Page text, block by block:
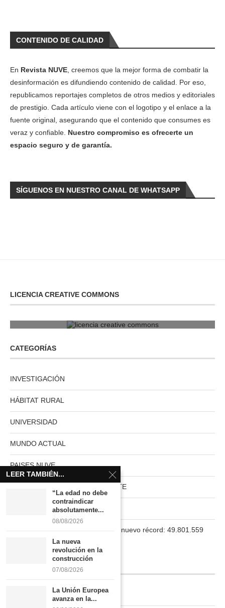
CONTENIDO DE CALIDAD
En Revista NUVE , creemos que la mejor forma de combatir la
desinformación es difundiendo contenido de calidad. Por eso,
republicamos reportajes completos de otros medios y editoriales
de prestigio. Cada artículo viene con el logotipo y el enlace a la
fuente original, asegurando que el contenido que consumes es
veraz y confiable. Nuestro compromiso es ofrecerte un
espacio seguro y de garantía.
SÍGUENOS EN NUESTRO CANAL DE WHATSAPP
LICENCIA CREATIVE COMMONS
CATEGORÍAS
INVESTIGACIÓN
HÁBITAT RURAL
UNIVERSIDAD
MUNDO ACTUAL
PAISES NUVE
HABITAT RURAL AUTOSUFICIENTE
La población en España marca un nuevo récord: 49.801.559
Quiénes somos
LEER TAMBIÉN...
“La edad no debe
contraindicar
absolutamente...
08/08/2026
La nueva
revolución en la
construcción
07/08/2026
La Unión Europea
avanza en la...